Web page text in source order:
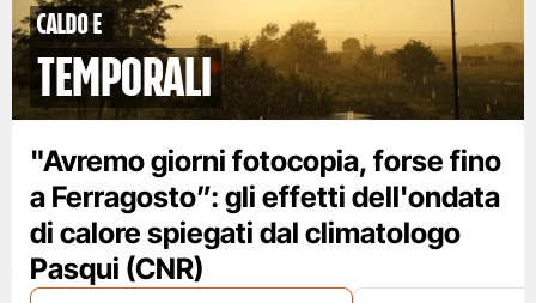
caldo e
temporali
"Avremo giorni fotocopia, forse fino
a Ferragosto”: gli effetti dell'ondata
di calore spiegati dal climatologo
Pasqui (CNR)